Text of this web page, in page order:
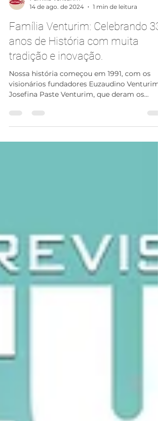
14 de ago. de 2024
1 min de leitura
Família Venturim: Celebrando 33
anos de História com muita
tradição e inovação.
Nossa história começou em 1991, com os
Josefina Paste Venturim, que deram os
primeiros passos...